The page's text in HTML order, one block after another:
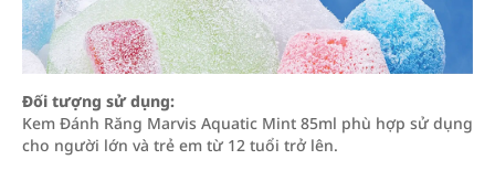
Đối tượng sử dụng:
Kem Đánh Răng Marvis Aquatic Mint 85ml phù hợp sử dụng
cho người lớn và trẻ em từ 12 tuổi trở lên.